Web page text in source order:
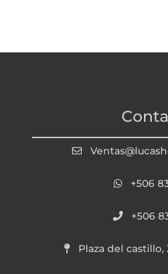
+506
+506
Plaza del castillo,